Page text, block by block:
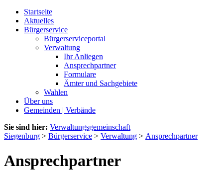
Startseite
Aktuelles
Bürgerservice
Bürgerserviceportal
Verwaltung
Ihr Anliegen
Ansprechpartner
Formulare
Ämter und Sachgebiete
Wahlen
Über uns
Gemeinden | Verbände
Sie sind hier: Verwaltungsgemeinschaft
Siegenburg > Bürgerservice > Verwaltung > Ansprechpartner
Ansprechpartner